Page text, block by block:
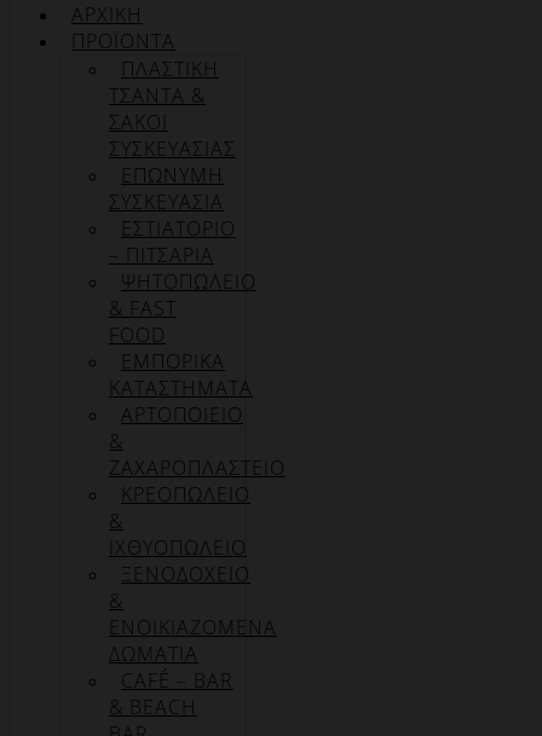
ΑΡΧΙΚΉ
ΠΡΟΪΌΝΤΑ
ΠΛΑΣΤΙΚΗ
ΤΣΑΝΤΑ &
ΣΑΚΟΙ
ΣΥΣΚΕΥΑΣΙΑΣ
ΕΠΏΝΥΜΗ
ΣΥΣΚΕΥΑΣΊΑ
ΕΣΤΙΑΤΟΡΙΟ
– ΠΙΤΣΑΡΙΑ
ΨΗΤΟΠΩΛΕΙΟ
& FAST
FOOD
ΕΜΠΟΡΙΚΑ
ΚΑΤΑΣΤΗΜΑΤΑ
ΑΡΤΟΠΟΙΕΙΟ
&
ΖΑΧΑΡΟΠΛΑΣΤΕΙΟ
ΚΡΕΟΠΩΛΕΙΟ
&
ΙΧΘΥΟΠΩΛΕΙΟ
ΞΕΝΟΔΟΧΕΙΟ
&
ΕΝΟΙΚΙΑΖΟΜΕΝΑ
ΔΩΜΑΤΙΑ
CAFÉ – BAR
& BEACH